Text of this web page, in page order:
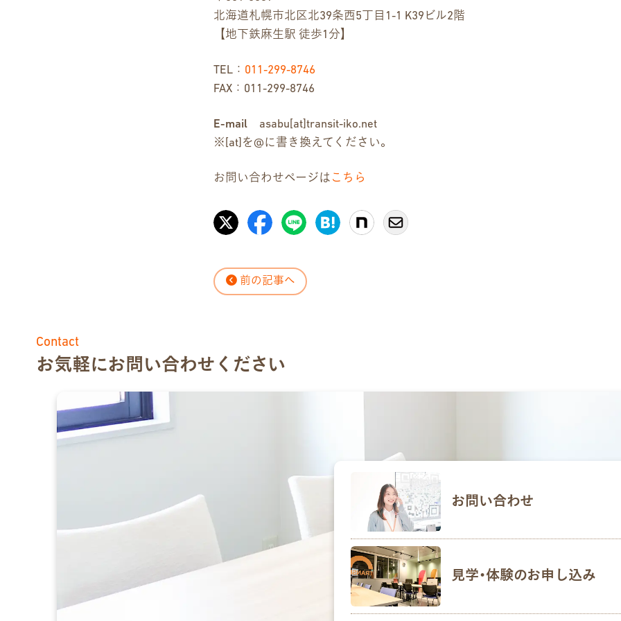
北海道札幌市北区北39条西5丁目1-1 K39ビル2階
【地下鉄麻生駅 徒歩1分】
TEL： 011-299-8746
FAX：011-299-8746
E-mail asabu[at]transit-iko.net
※[at]を@に書き換えてください。
お問い合わせページは こちら
前の記事へ
Contact
お気軽にお問い合わせください
お問い合わせ
見学･体験のお申し込み